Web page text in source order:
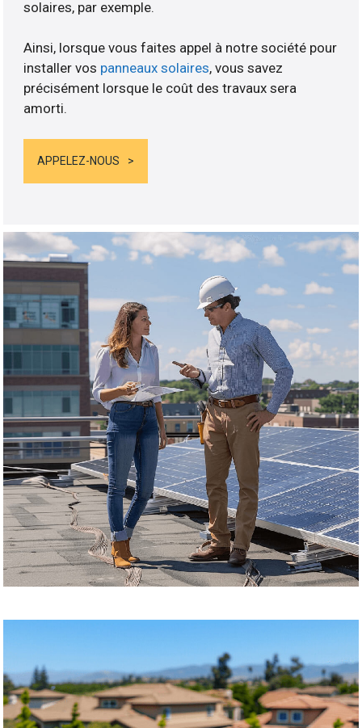
solaires, par exemple.
Ainsi, lorsque vous faites appel à notre société pour
installer vos panneaux solaires, vous savez
précisément lorsque le coût des travaux sera
amorti.
APPELEZ-NOUS